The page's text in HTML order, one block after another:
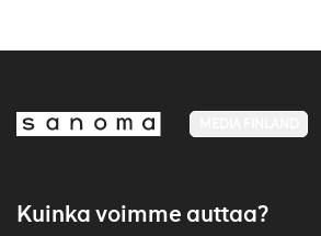
Kuinka voimme auttaa?